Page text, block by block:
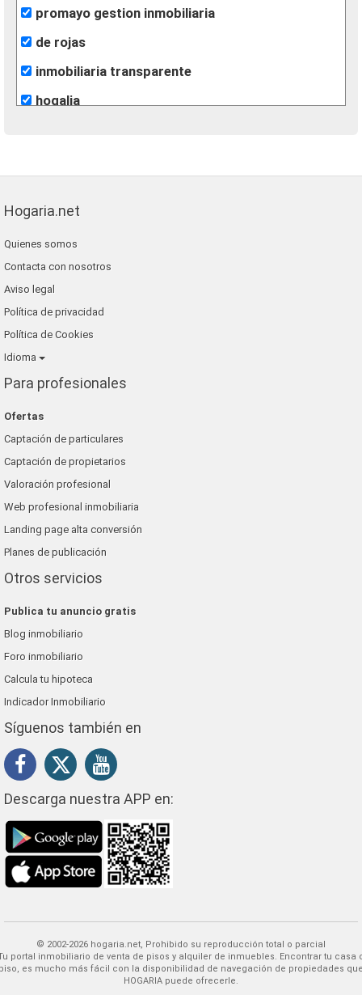
promayo gestion inmobiliaria
de rojas
inmobiliaria transparente
hogalia
grupo extra
gilmar
alfa su nuevo hogar
grup 90
Hogaria.net
Quienes somos
Contacta con nosotros
Aviso legal
Política de privacidad
Política de Cookies
Idioma
Para profesionales
Ofertas
Captación de particulares
Captación de propietarios
Valoración profesional
Web profesional inmobiliaria
Landing page alta conversión
Planes de publicación
Otros servicios
Publica tu anuncio gratis
Blog inmobiliario
Foro inmobiliario
Calcula tu hipoteca
Indicador Inmobiliario
Síguenos también en
Descarga nuestra APP en:
© 2002-2026 hogaria.net, Prohibido su reproducción total o parcial
Encontrar tu casa o
es mucho más fácil con la disponibilidad de navegación de propiedades
HOGARIA puede ofrecerle.